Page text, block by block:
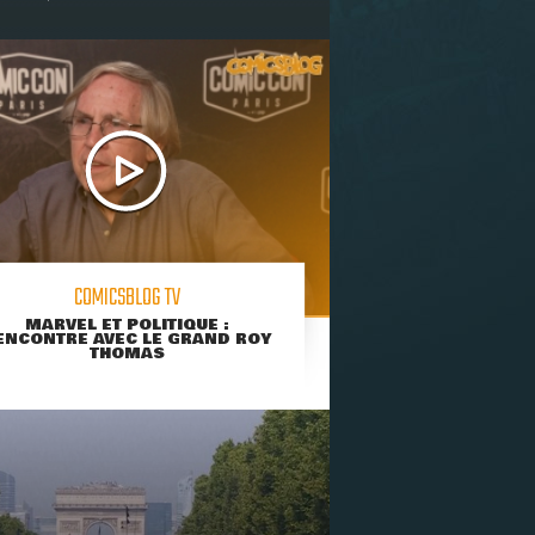
COMICSBLOG TV
MARVEL ET POLITIQUE :
AVEC LE GRAND ROY
THOMAS